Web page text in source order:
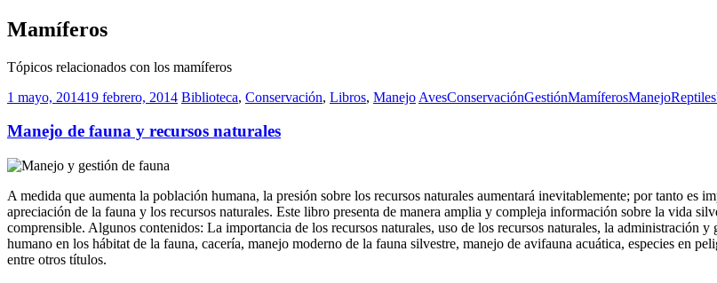
Mamíferos
Tópicos relacionados con los mamíferos
1 mayo, 201419 febrero, 2014 Biblioteca, Conservación, Libros, Manejo AvesConservaciónGestiónMamíferosManejoReptiles
Manejo de fauna y recursos naturales
A medida que aumenta la población humana, la presión sobre los recursos naturales aumentará inevitablemente; por tanto es
apreciación de la fauna y los recursos naturales. Este libro presenta de manera amplia y compleja información sobre la vida
comprensible. Algunos contenidos: La importancia de los recursos naturales, uso de los recursos naturales, la administración
humano en los hábitat de la fauna, cacería, manejo moderno de la fauna silvestre, manejo de avifauna acuática, especies en
entre otros títulos.